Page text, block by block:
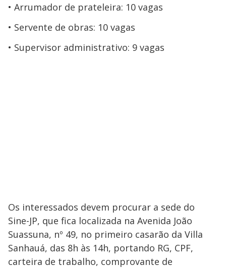
Arrumador de prateleira: 10 vagas
Servente de obras: 10 vagas
Supervisor administrativo: 9 vagas
Os interessados devem procurar a sede do
Sine-JP, que fica localizada na Avenida João
Suassuna, nº 49, no primeiro casarão da Villa
Sanhauá, das 8h às 14h, portando RG, CPF,
carteira de trabalho, comprovante de